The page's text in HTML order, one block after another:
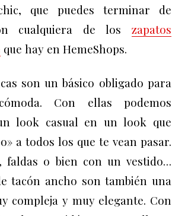
que puedes terminar de
cualquiera de los
zapatos
que hay en HemeShops.
son un básico obligado para
Con ellas podemos
look casual en un look que
a todos los que te vean pasar.
faldas o bien con un vestido…
tacón ancho son también una
compleja y muy elegante. Con